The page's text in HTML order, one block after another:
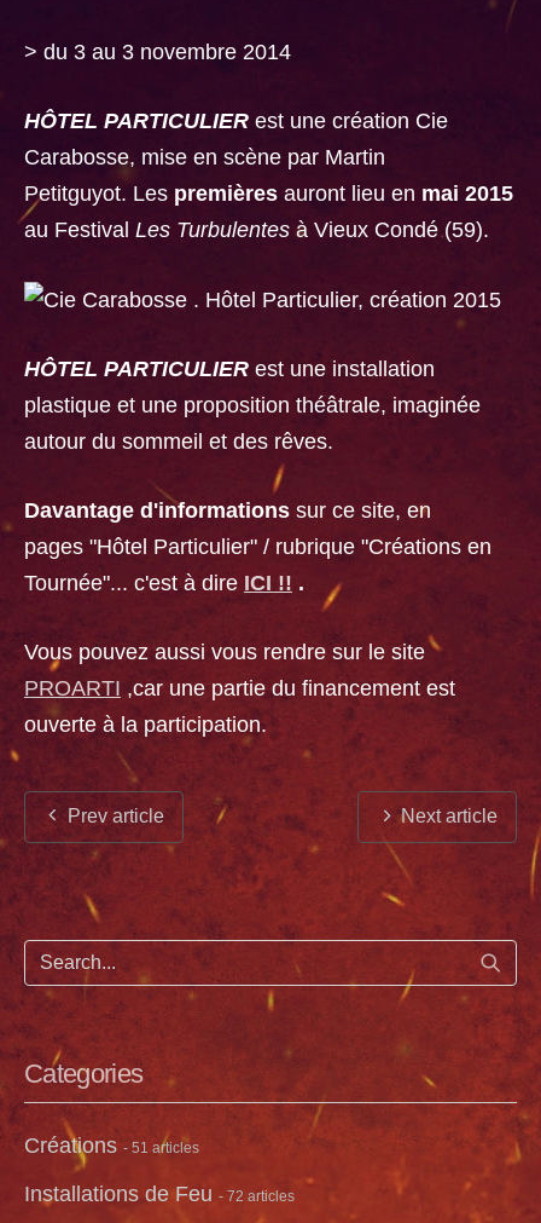
> du 3 au 3 novembre 2014
HÔTEL PARTICULIER est une création Cie
Carabosse, mise en scène par Martin
Petitguyot. Les premières auront lieu en mai 2015
au Festival Les Turbulentes à Vieux Condé (59).
HÔTEL PARTICULIER est une installation
plastique et une proposition théâtrale, imaginée
autour du sommeil et des rêves.
Davantage d'informations sur ce site, en
pages "Hôtel Particulier" / rubrique "Créations en
Tournée"... c'est à dire ICI !! .
Vous pouvez aussi vous rendre sur le site
PROARTI ,car une partie du financement est
ouverte à la participation.
Prev article Next article
Categories
Créations- 51 articles
Installations de Feu - 72 articles